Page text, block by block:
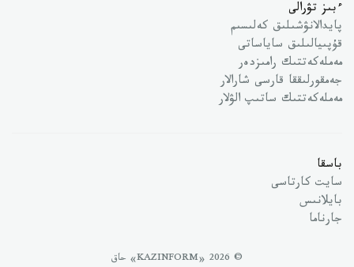
ءبىز تۋرالى
پايدالانۋشىلىق كەلىسىم
قۇپىيالىلىق ساياساتى
مەملەكەتتىك رامىزدەر
جەمقورلىققا قارسى شارالار
مەملەكەتتىك ساتىپ الۋلار
باسقا
سايت كارتاسى
بايلانىس
جارناما
© 2026 «KAZINFORM» حاق